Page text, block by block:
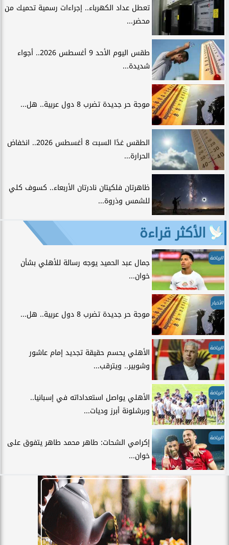
تعطل عداد الكهرباء.. إجراءات رسمية تحميك من
محضر...
طقس اليوم الأحد 9 أغسطس 2026.. أجواء
شديدة...
موجة حر جديدة تضرب 8 دول عربية.. هل...
الطقس غدًا السبت 8 أغسطس 2026.. انخفاض
الحرارة...
ظاهرتان فلكيتان نادرتان الأربعاء.. كسوف كلي
للشمس وذروة...
الأكثر قراءة
الرياضة
جمال عبد الحميد يوجه رسالة للأهلي بشأن
خوان...
الأخبار
موجة حر جديدة تضرب 8 دول عربية.. هل...
الرياضة
الأهلي يحسم حقيقة تجديد إمام عاشور
وشوبير.. ويترقب...
الرياضة
الأهلي يواصل استعداداته في إسبانيا..
وبرشلونة أبرز وديات...
الرياضة
إكرامي الشحات: طاهر محمد طاهر يتفوق على
خوان...